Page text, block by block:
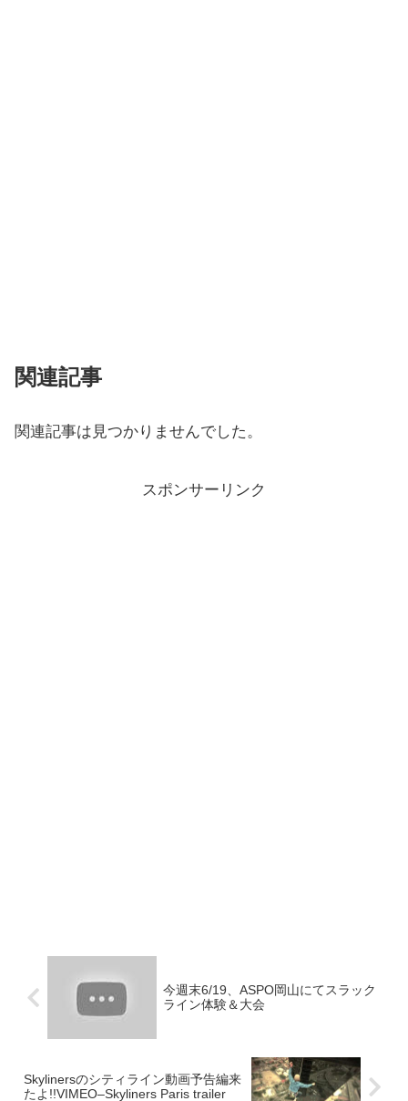
関連記事
関連記事は見つかりませんでした。
スポンサーリンク
今週末6/19、ASPO岡山にてスラック
ライン体験＆大会
Skylinersのシティライン動画予告編来
たよ!!VIMEO–Skyliners Paris trailer